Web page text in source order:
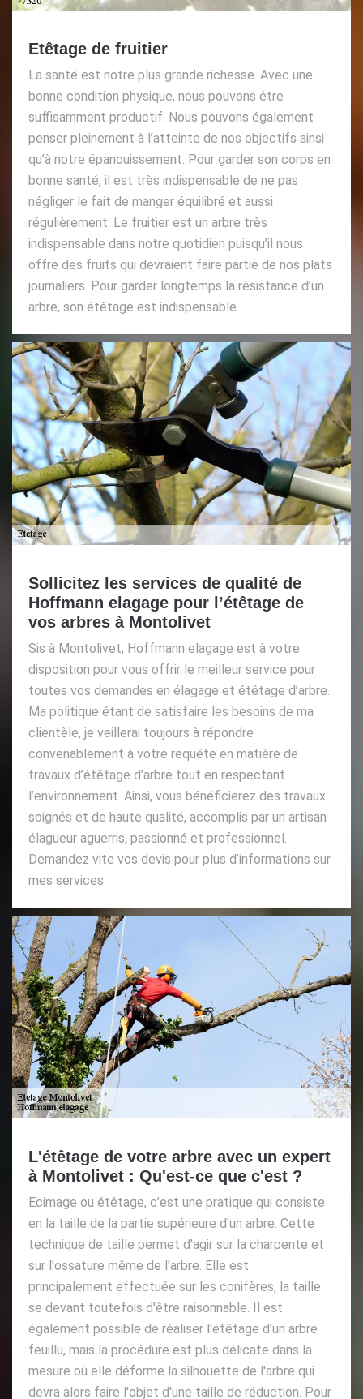
Etêtage de fruitier
La santé est notre plus grande richesse. Avec une
bonne condition physique, nous pouvons être
suffisamment productif. Nous pouvons également
penser pleinement à l’atteinte de nos objectifs ainsi
qu’à notre épanouissement. Pour garder son corps en
bonne santé, il est très indispensable de ne pas
négliger le fait de manger équilibré et aussi
régulièrement. Le fruitier est un arbre très
indispensable dans notre quotidien puisqu’il nous
offre des fruits qui devraient faire partie de nos plats
journaliers. Pour garder longtemps la résistance d’un
arbre, son étêtage est indispensable.
Sollicitez les services de qualité de
Hoffmann elagage pour l’étêtage de
vos arbres à Montolivet
Sis à Montolivet, Hoffmann elagage est à votre
disposition pour vous offrir le meilleur service pour
toutes vos demandes en élagage et étêtage d’arbre.
Ma politique étant de satisfaire les besoins de ma
clientèle, je veillerai toujours à répondre
convenablement à votre requête en matière de
travaux d’étêtage d’arbre tout en respectant
l’environnement. Ainsi, vous bénéficierez des travaux
soignés et de haute qualité, accomplis par un artisan
élagueur aguerris, passionné et professionnel.
Demandez vite vos devis pour plus d’informations sur
mes services.
L'étêtage de votre arbre avec un expert
à Montolivet : Qu'est-ce que c'est ?
Ecimage ou étêtage, c’est une pratique qui consiste
en la taille de la partie supérieure d'un arbre. Cette
technique de taille permet d'agir sur la charpente et
sur l'ossature même de l'arbre. Elle est
principalement effectuée sur les conifères, la taille
se devant toutefois d'être raisonnable. Il est
également possible de réaliser l'étêtage d'un arbre
feuillu, mais la procédure est plus délicate dans la
mesure où elle déforme la silhouette de l'arbre qui
devra alors faire l'objet d'une taille de réduction. Pour